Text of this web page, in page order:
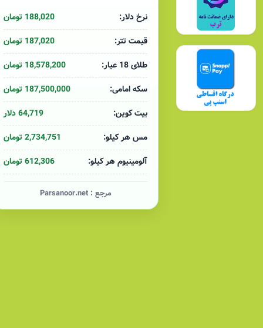
نرخ دلار:
188,020 تومان
قیمت تتر:
187,020 تومان
طلای 18 عیار:
18,578,200 تومان
سکه امامی:
187,500,000 تومان
بیت کوین:
64,719 دلار
مس هر کیلو:
2,734,751 تومان
آلومینیوم هر کیلو:
612,306 تومان
مرجع :Parsanoor.net